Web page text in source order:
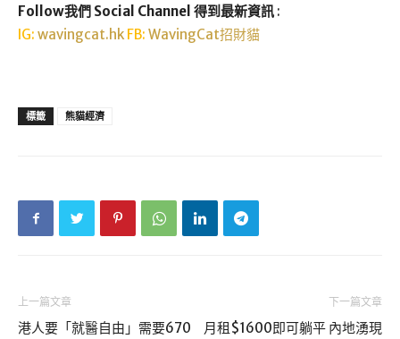
Follow我們 Social Channel 得到最新資訊 :
IG: wavingcat.hk FB: WavingCat招財貓
標籤 熊貓經濟
上一篇文章
港人要「就醫自由」需要670
下一篇文章
月租$1600即可躺平 內地湧現